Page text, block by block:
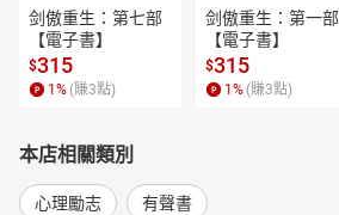
剑傲重生：第七部
【電子書】
$315
1 % (賺3點)
剑傲重生：第一部
【電子書】
$315
1 % (賺3點)
本店相關類別
心理勵志 有聲書